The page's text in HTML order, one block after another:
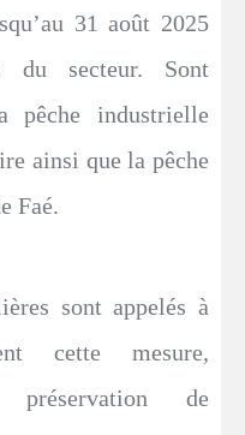
31 août 2025
du secteur. Sont
pêche industrielle
ainsi que la pêche
Faé.
sont appelés à
cette mesure,
de